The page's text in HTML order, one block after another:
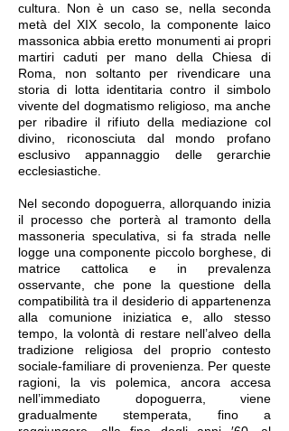
cultura. Non è un caso se, nella seconda
metà del XIX secolo, la componente laico
massonica abbia eretto monumenti ai propri
martiri caduti per mano della Chiesa di
Roma, non soltanto per rivendicare una
storia di lotta identitaria contro il simbolo
vivente del dogmatismo religioso, ma anche
per ribadire il rifiuto della mediazione col
divino, riconosciuta dal mondo profano
esclusivo appannaggio delle gerarchie
ecclesiastiche.
Nel secondo dopoguerra, allorquando inizia
il processo che porterà al tramonto della
massoneria speculativa, si fa strada nelle
logge una componente piccolo borghese, di
matrice cattolica e in prevalenza
osservante, che pone la questione della
compatibilità tra il desiderio di appartenenza
alla comunione iniziatica e, allo stesso
tempo, la volontà di restare nell’alveo della
tradizione religiosa del proprio contesto
sociale-familiare di provenienza. Per queste
ragioni, la vis polemica, ancora accesa
nell’immediato dopoguerra, viene
gradualmente stemperata, fino a